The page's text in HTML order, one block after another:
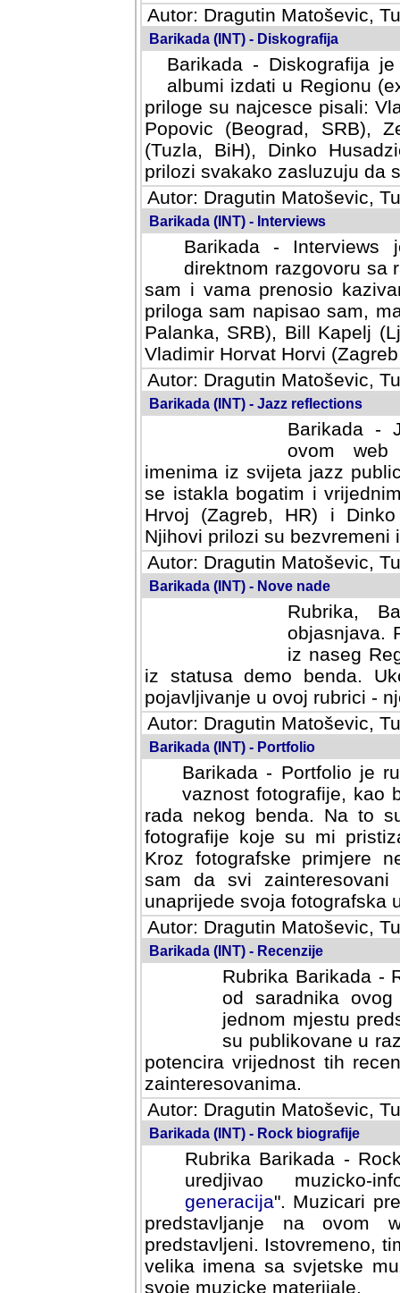
Autor: Dragutin Matoševic,
Barikada (INT) - Diskografija
Barikada - Diskografija
albumi izdati u Regionu
priloge su najcesce pisali:
Popovic (Beograd, SRB),
(Tuzla, BiH), Dinko
prilozi svakako zasluzuju da
Autor: Dragutin Matoševic,
Barikada (INT) - Interviews
Barikada -
direktnom razgovoru sa
sam i vama prenosio
priloga sam napisao sam,
Palanka, SRB), Bill Kapelj
Vladimir Horvat Horvi
Autor: Dragutin Matoševic,
Barikada (INT) - Jazz reflections
Barikada -
ovom web
imenima iz svijeta jazz
se istakla bogatim i
Hrvoj (Zagreb, HR) i
Njihovi prilozi su bezvremeni
Autor: Dragutin Matoševic,
Barikada (INT) - Nove nade
Rubrika,
objasnjava.
iz naseg
iz statusa demo benda.
pojavljivanje u ovoj rubrici -
Autor: Dragutin Matoševic,
Barikada (INT) - Portfolio
Barikada - Portfolio je
vaznost fotografije, kao
rada nekog benda. Na to
fotografije koje su mi
fotografske primjere
svi zainteresovani
svoja fotografska umijeca.
Autor: Dragutin Matoševic,
Barikada (INT) - Recenzije
Rubrika Barikada -
od saradnika
jednom mjestu
su publikovane u
potencira vrijednost tih
zainteresovanima.
Autor: Dragutin Matoševic,
Barikada (INT) - Rock biografije
Rubrika Barikada -
uredjivao muzicko-
Muzicari predstavljeni u
na ovom web portalu
Istovremeno, tim nacinom
sa svjetske muzicke scene
materijale.